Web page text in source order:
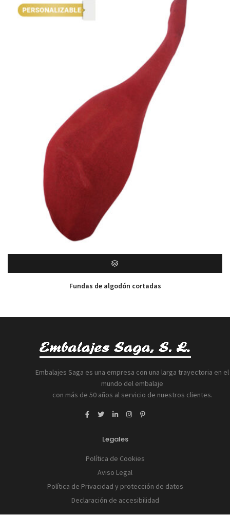
Fundas de algodón cortadas
Embalajes Saga es una empresa con una larga trayectoria en el
mundo del embalaje
con más de 50 años al servicio de nuestros clientes.
Legales
Política de Cookies
Aviso Legal
Política de Privacidad y protección de datos
Declaración de accesibilidad